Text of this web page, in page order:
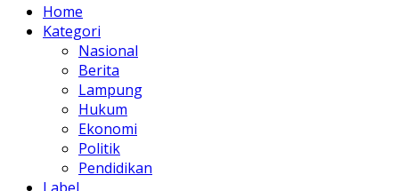
Home
Kategori
Nasional
Berita
Lampung
Hukum
Ekonomi
Politik
Pendidikan
Label